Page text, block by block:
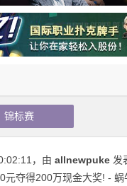
锦标赛
，由 allnewpuke 发
元夺得200万现金大奖! -